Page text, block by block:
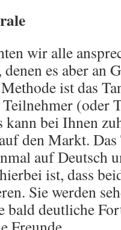
wir alle
es aber an
ist das
(oder
bei Ihnen
den Markt.
auf Deutsch
ist, dass
Sie werden
bald deutliche